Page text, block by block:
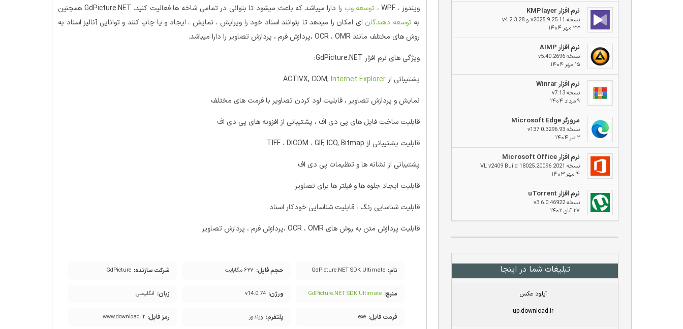
نرم افزار KMPlayer
نسخه v2025.9.25.11 و v4.2.3.28
۲۳ مهر ۱۴۰۴
نرم افزار AIMP
نسخه v5.40.2696
۱۵ مهر ۱۴۰۴
نرم افزار Winrar
نسخه v7.13
۹ مرداد ۱۴۰۴
مرورگر Microsoft Edge
نسخه v137.0.3296.93
۲ تیر ۱۴۰۴
نرم افزار Microsoft Office
نسخه 2021 VL v2409 Build 18025.20096
۴ مهر ۱۴۰۳
نرم افزار uTorrent
نسخه v3.6.0.46922
۲۷ آبان ۱۴۰۲
تبلیغات شما در اینجا
آپلود عکس
up.download.ir
ویندوز ، WPF ،
توسعه وب
را دارا میباشد که باعث میشود تا بتوانی در تمامی شاخه ها فعالیت کنید. GdPicture.NET همچنین
بهتوسعه دهندگان ای امکان را میدهد تا بتوانند اسناد خود را ویرایش ، نمایش ، ایجاد و یا چاپ کنند و توانایی آنالیز اسناد به
روش های مختلف مانند OCR ، OMR ،پردازش فرم ، پردازش تصاویر را دارا میباشد.
ویژگی های نرم افزار GdPicture.NET:
پشتیبانی از ACTIVX, COM, Internet Explorer
نمایش و پردازش تصاویر ، قابلیت لود کردن تصاویر با فرمت های مختلف
قابلیت ساخت فایل های پی دی اف ، پشتیبانی از افزونه های پی دی اف
قابلیت پشتیبانی از TIFF ، DICOM ، GIF, ICO, Bitmap
پشتیبانی از نشانه ها و تنظیمات پی دی اف
قابلیت ایجاد جلوه ها و فیلتر ها برای تصاویر
قابلیت شناسایی رنگ ، قابلیت شناسایی خودکار اسناد
قابلیت پردازش متن به روش های OCR ، OMR ،پردازش فرم ، پردازش تصاویر
نام: GdPicture.NET SDK Ultimate حجم فایل: ۶۲۷ مگابایت شرکت سازنده: GdPicture
منبع: GdPicture.NET SDK Ultimate ورژن: v14.0.74 زبان: انگلیسی
فرمت فایل: exe پلتفرم: ویندوز رمز فایل: www.download.ir